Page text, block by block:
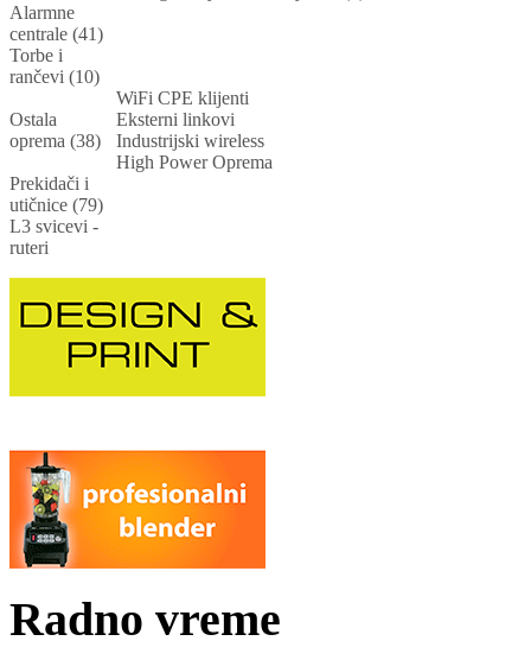
Alarmne
centrale (41)
Torbe i
rančevi (10)
Ostala
oprema (38)
WiFi CPE klijenti
Eksterni linkovi
Industrijski wireless
High Power Oprema
Prekidači i
utičnice (79)
L3 svicevi -
ruteri
Radno vreme